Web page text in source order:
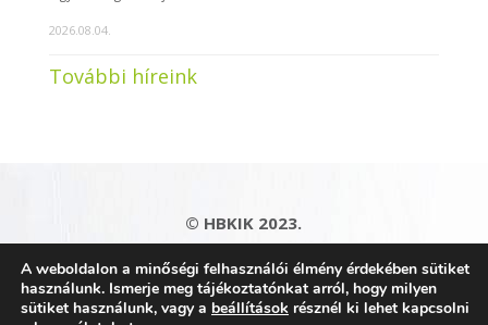
2026.08.04.
További híreink
© HBKIK 2023.
Adatkezelési tájékoztató|Impresszum|
Kapcsolat|Honlaptérkép
A weboldalon a minőségi felhasználói élmény érdekében sütiket
használunk. Ismerje meg tájékoztatónkat arról, hogy milyen
sütiket használunk, vagy a beállítások résznél ki lehet kapcsolni